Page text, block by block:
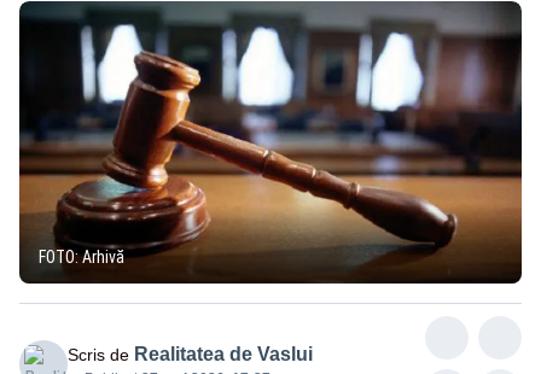
FOTO: Arhivă
Scris de Realitatea de Vaslui